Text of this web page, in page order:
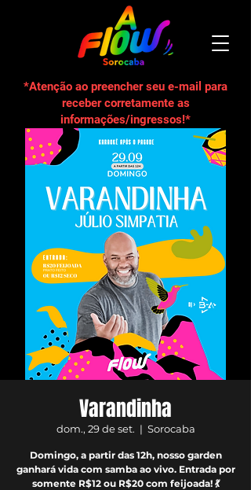
*Atenção ao preencher seu e-mail para
receber corretamente as
informações/ingressos!*
Varandinha
dom., 29 de set.
  |
Sorocaba
Domingo, a partir das 12h, nosso garden
ganhará vida com samba ao vivo. Entrada por
somente R$12 ou R$20 com feijoada! 💃